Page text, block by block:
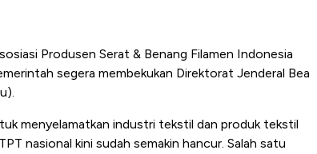
Produsen Serat & Benang Filamen Indonesia
segera membekukan Direktorat Jenderal Bea
menyelamatkan industri tekstil dan produk tekstil
nasional kini sudah semakin hancur. Salah satu